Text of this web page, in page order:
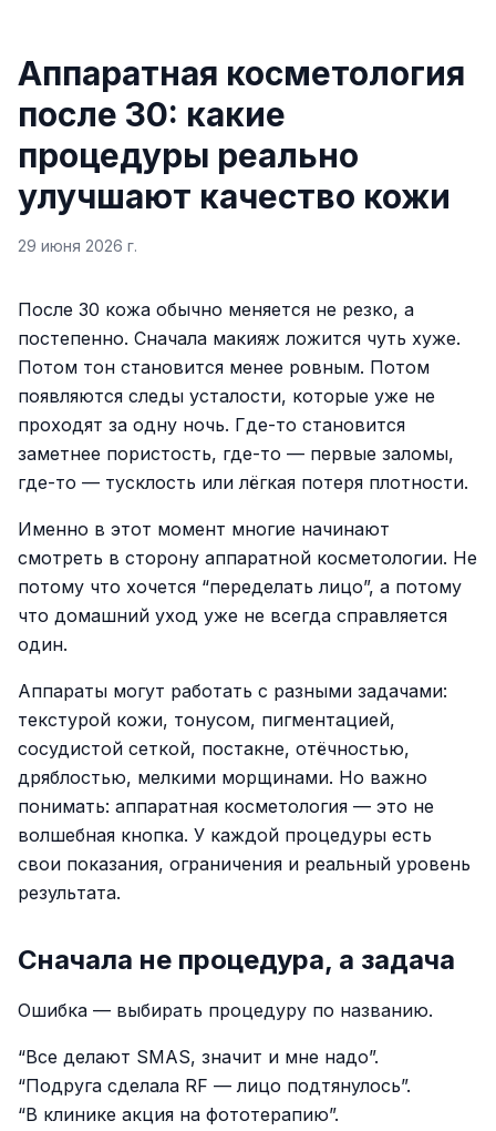
Аппаратная косметология
после 30: какие
процедуры реально
улучшают качество кожи
29 июня 2026 г.
После 30 кожа обычно меняется не резко, а
постепенно. Сначала макияж ложится чуть хуже.
Потом тон становится менее ровным. Потом
появляются следы усталости, которые уже не
проходят за одну ночь. Где-то становится
заметнее пористость, где-то — первые заломы,
где-то — тусклость или лёгкая потеря плотности.
Именно в этот момент многие начинают
смотреть в сторону аппаратной косметологии. Не
потому что хочется “переделать лицо”, а потому
что домашний уход уже не всегда справляется
один.
Аппараты могут работать с разными задачами:
текстурой кожи, тонусом, пигментацией,
сосудистой сеткой, постакне, отёчностью,
дряблостью, мелкими морщинами. Но важно
понимать: аппаратная косметология — это не
волшебная кнопка. У каждой процедуры есть
свои показания, ограничения и реальный уровень
результата.
Сначала не процедура, а задача
Ошибка — выбирать процедуру по названию.
“Все делают SMAS, значит и мне надо”.
“Подруга сделала RF — лицо подтянулось”.
“В клинике акция на фототерапию”.